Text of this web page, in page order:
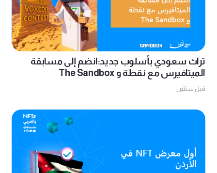
تراث سعودي بأسلوب جديد:انضم إلى مسابقة
الميتافيرس مع نقطة و The Sandbox
قبل سنتين